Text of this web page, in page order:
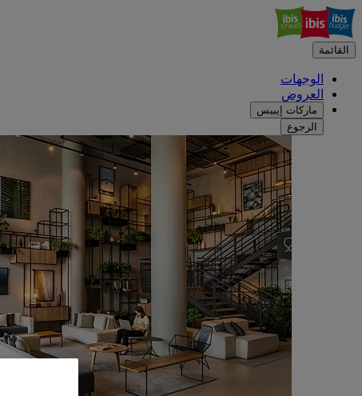
القائمة
الوجهات
العروض
ماركات إيبيس
الرجوع